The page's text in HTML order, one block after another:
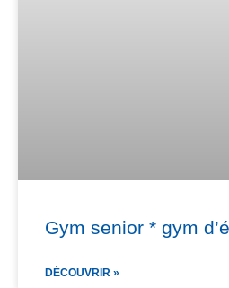
Gym senior * gym
DÉCOUVRIR »